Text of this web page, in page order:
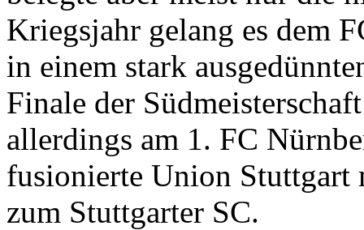
Kriegsjahr gelang es dem
in einem stark
Finale der
allerdings am 1. FC
fusionierte Union Stuttgart
zum Stuttgarter SC.